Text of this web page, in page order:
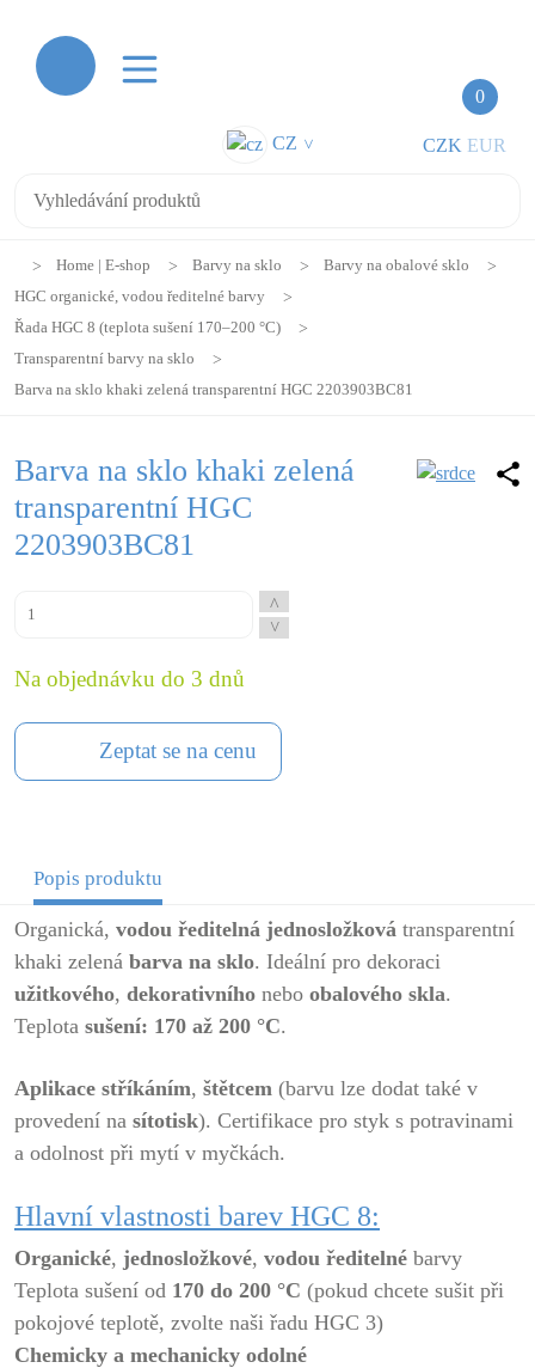
0
CZ > CZK EUR
Home | E-shop Barvy na sklo
Barvy na obalové sklo
HGC organické, vodou ředitelné barvy
Řada HGC 8 (teplota sušení 170–200 °C)
Transparentní barvy na sklo
Barva na sklo khaki zelená transparentní HGC 2203903BC81
Barva na sklo khaki zelená
transparentní HGC
2203903BC81
^
^
Na objednávku do 3 dnů
Zeptat se na cenu
Popis produktu
Organická, vodou ředitelná jednosložková transparentní
khaki zelená barva na sklo. Ideální pro dekoraci
užitkového, dekorativního nebo obalového skla.
Teplota sušení: 170 až 200 °C.
Aplikace stříkáním, štětcem (barvu lze dodat také v
provedení na sítotisk). Certifikace pro styk s potravinami
a odolnost při mytí v myčkách.
Hlavní vlastnosti barev HGC 8:
Organické, jednosložkové, vodou ředitelné barvy
Teplota sušení od 170 do 200 °C (pokud chcete sušit při
pokojové teplotě, zvolte naši řadu HGC 3)
Chemicky a mechanicky odolné